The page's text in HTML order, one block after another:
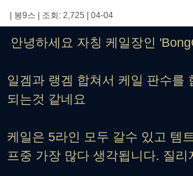
봉9스 조회: 2,725 04-04
안녕하세요 자칭 케일장인
일겜과 랭겜 합쳐서 케일 판수를
되는것 같네요
케일은 5라인 모두 갈수 있고 템
프중 가장 많다 생각됩니다. 질리